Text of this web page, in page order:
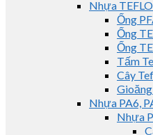
Nhựa
Ống
Ống
Ống
Tấm
Cây
Nhựa PA6,
Nhựa